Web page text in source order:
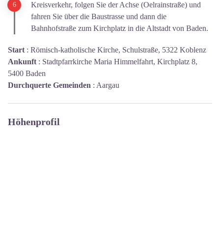
Kreisverkehr, folgen Sie der Achse (Oelrainstraße) und
fahren Sie über die Baustrasse und dann die
Bahnhofstraße zum Kirchplatz in die Altstadt von Baden.
Start : Römisch-katholische Kirche, Schulstraße, 5322 Koblenz
Ankunft : Stadtpfarrkirche Maria Himmelfahrt, Kirchplatz 8,
5400 Baden
Durchquerte Gemeinden : Aargau
Höhenprofil